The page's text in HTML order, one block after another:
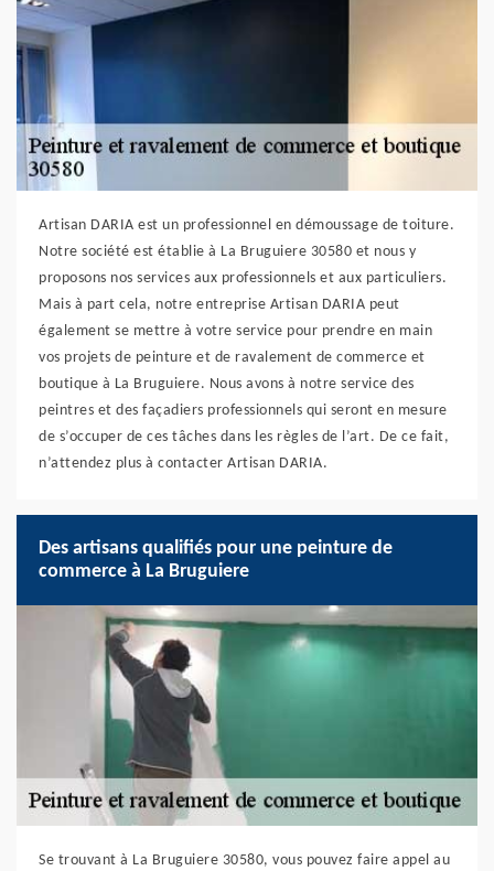
Artisan DARIA est un professionnel en démoussage de toiture.
Notre société est établie à La Bruguiere 30580 et nous y
proposons nos services aux professionnels et aux particuliers.
Mais à part cela, notre entreprise Artisan DARIA peut
également se mettre à votre service pour prendre en main
vos projets de peinture et de ravalement de commerce et
boutique à La Bruguiere. Nous avons à notre service des
peintres et des façadiers professionnels qui seront en mesure
de s’occuper de ces tâches dans les règles de l’art. De ce fait,
n’attendez plus à contacter Artisan DARIA.
Des artisans qualifiés pour une peinture de
commerce à La Bruguiere
Se trouvant à La Bruguiere 30580, vous pouvez faire appel au